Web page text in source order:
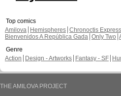
Top comics
Amilova
Hemispheres Chronoctis Express
Bienvenidos A República Gada Only Two
Genre
Action
Design - Artworks Fantasy - SF
THE AMILOVA PROJECT